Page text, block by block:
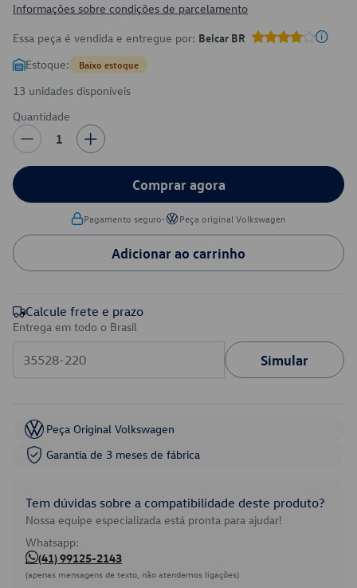
Informações sobre condições de parcelamento
Essa peça é vendida e entregue por: Belcar BR
Estoque: Baixo estoque
13 unidades disponíveis
Quantidade
1
Comprar agora
Pagamento seguro• Peça original Volkswagen
Adicionar ao carrinho
Calcule frete e prazo
Entrega em todo o Brasil
Simular
Peça Original Volkswagen
Garantia de 3 meses de fábrica
Tem dúvidas sobre a compatibilidade deste produto?
Nossa equipe especializada está pronta para ajudar!
Whatsapp:
(41) 99125-2143
(apenas mensagens de texto, não atendemos ligações)